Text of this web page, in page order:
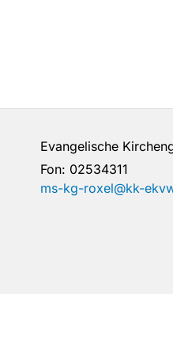
Evangelische
Fon: 02534311
ms-kg-roxel@kk-